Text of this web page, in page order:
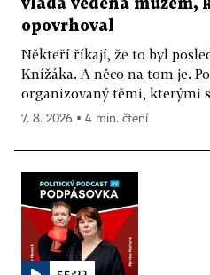
vláda vedená mužem,
opovrhoval
Někteří říkají, že to byl
Knížáka. A něco na tom je.
organizovaný těmi, kterými
7. 8. 2026 ▪ 4 min. čtení